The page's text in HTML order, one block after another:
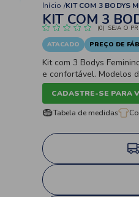
Início KIT COM 3 BODYS
KIT COM 3
(0) SEJA O
ATACADO
PREÇO DE
Kit com 3 Bodys
e confortável. Modelos
ideais para manter o
CADASTRE-SE PARA
Tabela de medidas